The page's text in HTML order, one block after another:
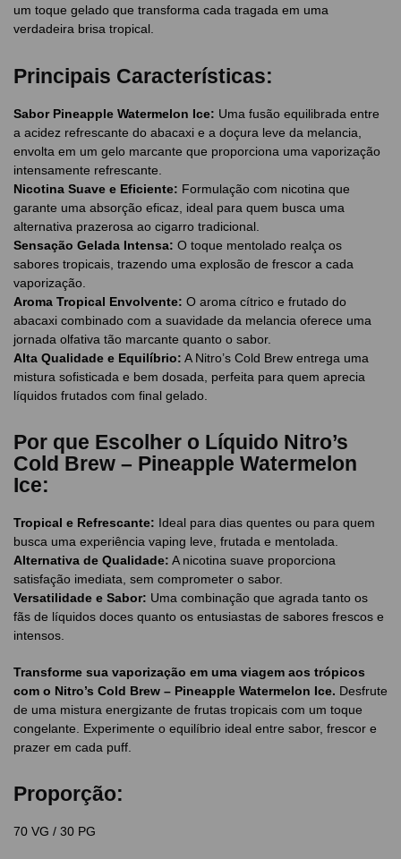
um toque gelado que transforma cada tragada em uma
verdadeira brisa tropical.
Principais Características:
Sabor Pineapple Watermelon Ice: Uma fusão equilibrada entre
a acidez refrescante do abacaxi e a doçura leve da melancia,
envolta em um gelo marcante que proporciona uma vaporização
intensamente refrescante.
Nicotina Suave e Eficiente: Formulação com nicotina que
garante uma absorção eficaz, ideal para quem busca uma
alternativa prazerosa ao cigarro tradicional.
Sensação Gelada Intensa: O toque mentolado realça os
sabores tropicais, trazendo uma explosão de frescor a cada
vaporização.
Aroma Tropical Envolvente: O aroma cítrico e frutado do
abacaxi combinado com a suavidade da melancia oferece uma
jornada olfativa tão marcante quanto o sabor.
Alta Qualidade e Equilíbrio: A Nitro’s Cold Brew entrega uma
mistura sofisticada e bem dosada, perfeita para quem aprecia
líquidos frutados com final gelado.
Por que Escolher o Líquido Nitro’s
Cold Brew – Pineapple Watermelon
Ice:
Tropical e Refrescante: Ideal para dias quentes ou para quem
busca uma experiência vaping leve, frutada e mentolada.
Alternativa de Qualidade: A nicotina suave proporciona
satisfação imediata, sem comprometer o sabor.
Versatilidade e Sabor: Uma combinação que agrada tanto os
fãs de líquidos doces quanto os entusiastas de sabores frescos e
intensos.
Transforme sua vaporização em uma viagem aos trópicos
com o Nitro’s Cold Brew – Pineapple Watermelon Ice. Desfrute
de uma mistura energizante de frutas tropicais com um toque
congelante. Experimente o equilíbrio ideal entre sabor, frescor e
prazer em cada puff.
Proporção:
70 VG / 30 PG